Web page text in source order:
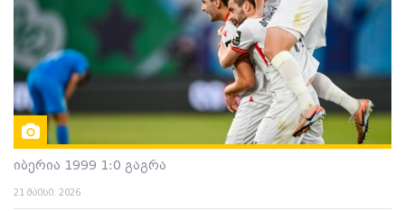
იბერია 1999 1:0 გაგრა
21 მაისი. 2026